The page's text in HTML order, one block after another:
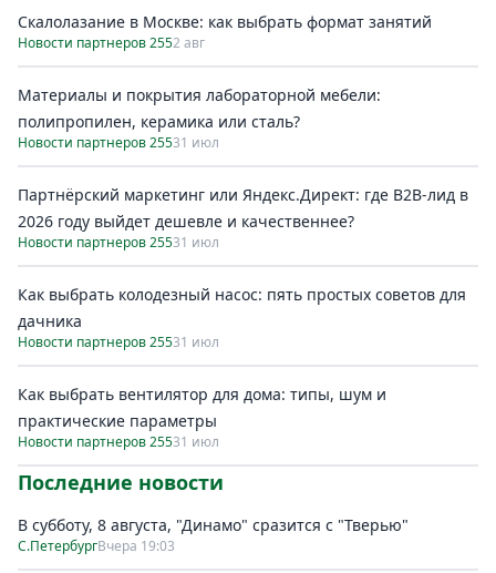
Скалолазание в Москве: как выбрать формат занятий
Новости партнеров 2552 авг
Материалы и покрытия лабораторной мебели:
полипропилен, керамика или сталь?
Новости партнеров 25531 июл
Партнёрский маркетинг или Яндекс.Директ: где B2B-лид в
2026 году выйдет дешевле и качественнее?
Новости партнеров 25531 июл
Как выбрать колодезный насос: пять простых советов для
дачника
Новости партнеров 25531 июл
Как выбрать вентилятор для дома: типы, шум и
практические параметры
Новости партнеров 25531 июл
Последние новости
В субботу, 8 августа, "Динамо" сразится с "Тверью"
С.ПетербургВчера 19:03